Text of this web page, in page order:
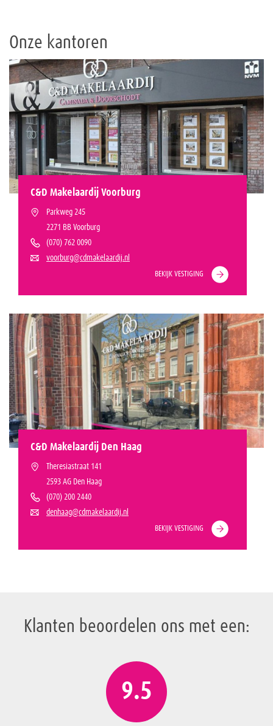
Onze kantoren
C&D Makelaardij Voorburg
Parkweg 245
2271 BB Voorburg
(070) 762 0090
voorburg@cdmakelaardij.nl
BEKIJK VESTIGING
C&D Makelaardij Den Haag
Theresiastraat 141
2593 AG Den Haag
(070) 200 2440
denhaag@cdmakelaardij.nl
BEKIJK VESTIGING
Klanten beoordelen ons met een:
9.5